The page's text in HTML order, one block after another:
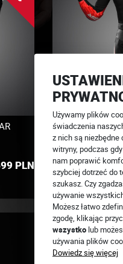
Używamy plików
świadczenia
z nich są niezbędne
witryny, podczas
nam poprawić
szybciej dotrzeć do
szukasz. Czy
używanie
Możesz łatwo
zgodę, klikając
wszystko lub
używania plików
Dowiedz się więcej
PLN
RR PISTA AR
na magazynie
O NAS